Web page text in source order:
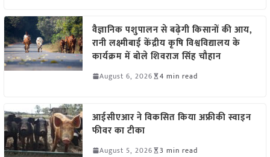
वैज्ञानिक पशुपालन से बढ़ेगी किसानों की आय,
रानी लक्ष्मीबाई केंद्रीय कृषि विश्वविद्यालय के
कार्यक्रम में बोले शिवराज सिंह चौहान
August 6, 2026 4 min read
आईसीएआर ने विकसित किया अफ्रीकी स्वाइन
फीवर का टीका
August 5, 2026 3 min read